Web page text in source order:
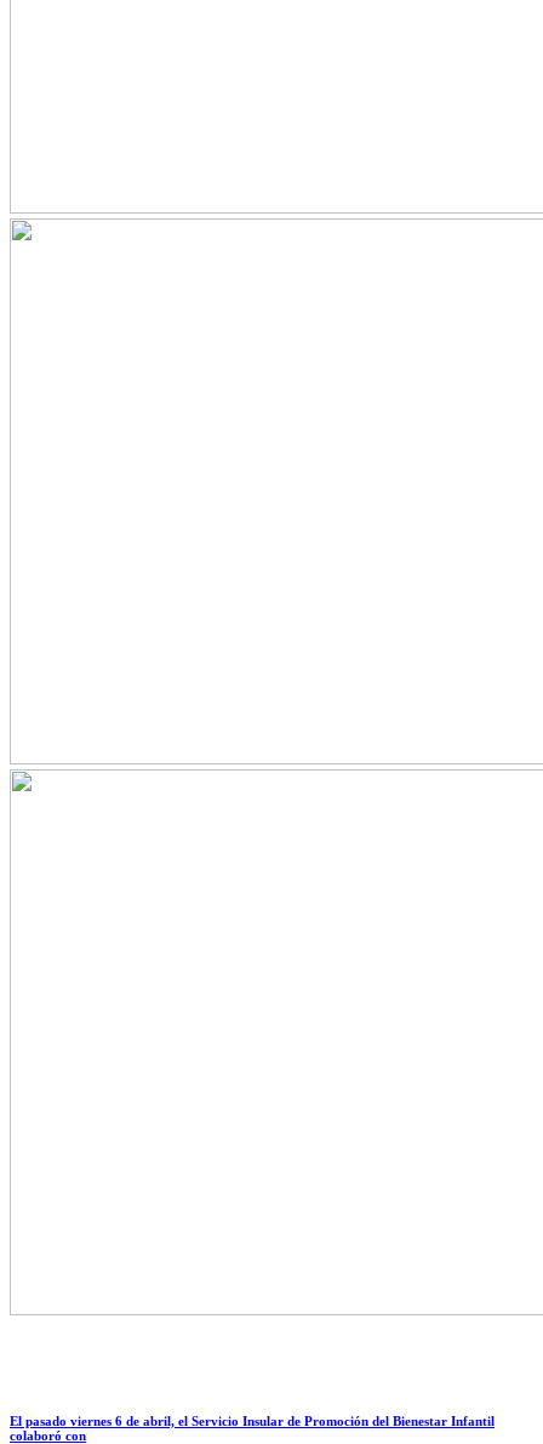
El pasado viernes 6 de abril, el Servicio Insular de Promoción del Bienestar Infantil
colaboró con